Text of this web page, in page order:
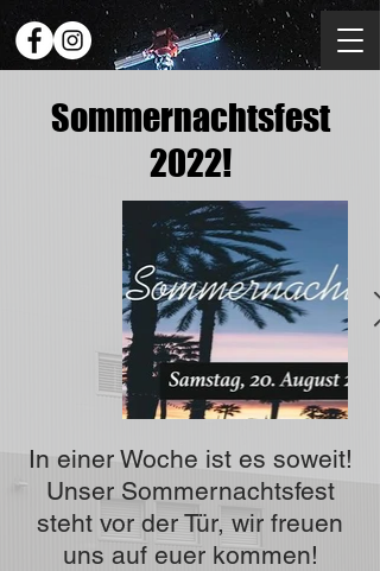
Sommernachtsfest
2022!
In einer Woche ist es soweit!
Unser Sommernachtsfest
steht vor der Tür, wir freuen
uns auf euer kommen!